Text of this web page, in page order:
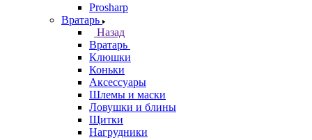
Prosharp
Вратарь
Назад
Вратарь
Клюшки
Коньки
Аксессуары
Шлемы и маски
Ловушки и блины
Щитки
Нагрудники